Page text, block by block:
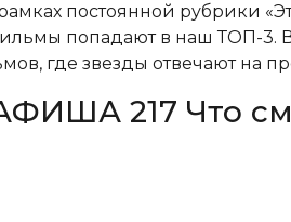
постоянной рубрики
попадают в наш ТОП-3.
где звезды отвечают на
217 Что